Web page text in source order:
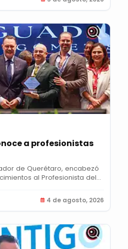
a profesionistas
de Querétaro, encabezó
al Profesionista del...
4 de agosto, 2026